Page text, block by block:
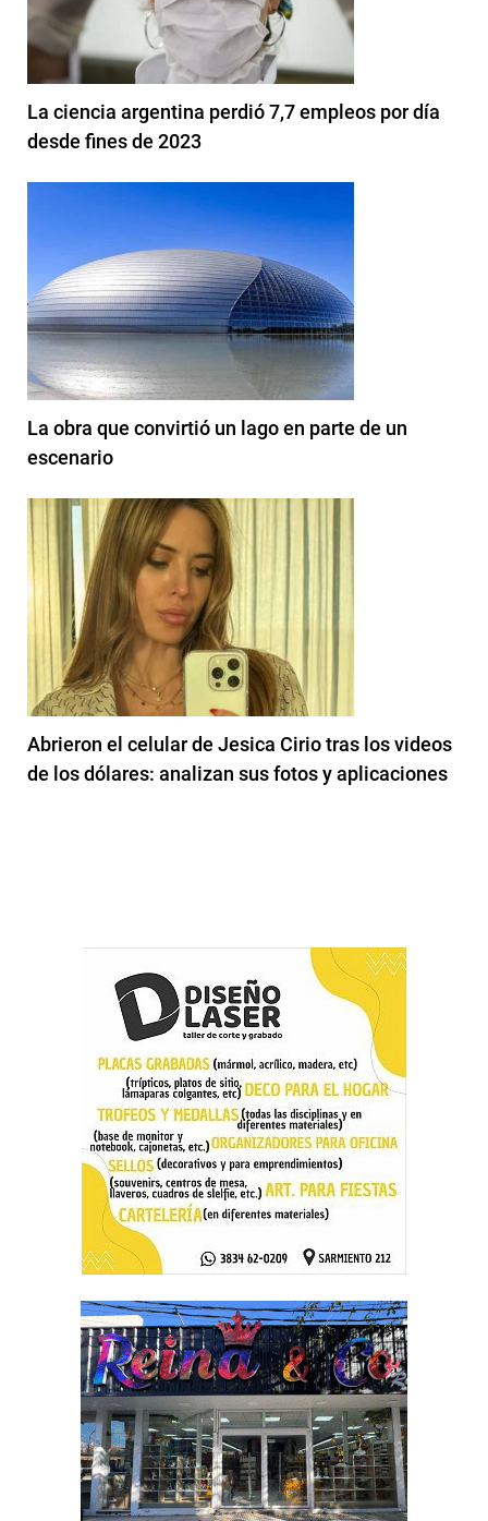
La ciencia argentina perdió 7,7 empleos por día
desde fines de 2023
La obra que convirtió un lago en parte de un
escenario
Abrieron el celular de Jesica Cirio tras los videos
de los dólares: analizan sus fotos y aplicaciones